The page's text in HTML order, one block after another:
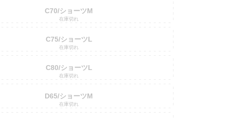
C70/ショーツM
在庫切れ
C75/ショーツL
在庫切れ
C80/ショーツL
在庫切れ
D65/ショーツM
在庫切れ